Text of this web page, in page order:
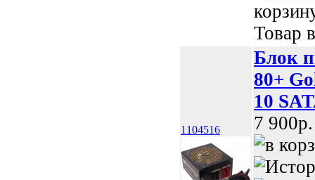
Товар
1104516
Блок
80+
10
7 900p.